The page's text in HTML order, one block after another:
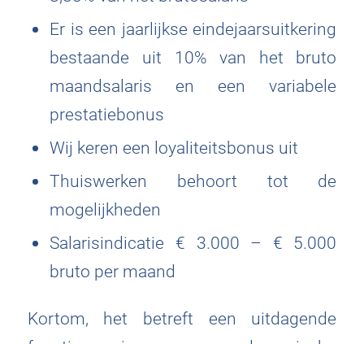
Er is een jaarlijkse eindejaarsuitkering
bestaande uit 10% van het bruto
maandsalaris en een variabele
prestatiebonus
Wij keren een loyaliteitsbonus uit
Thuiswerken behoort tot de
mogelijkheden
Salarisindicatie € 3.000 – € 5.000
bruto per maand
Kortom, het betreft een uitdagende